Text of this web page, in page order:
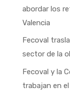
abordar los
Valencia
Fecoval
sector de la
Fecoval y la
trabajan en